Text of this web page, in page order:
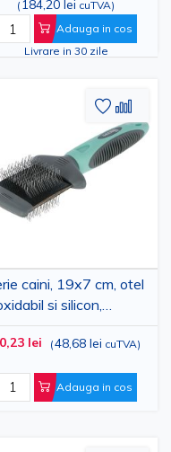
( 184,20 lei cuTVA)
Adauga in cos
Livrare in 30 zile
caini, 19x7 cm, otel
si silicon,
verde
lei (48,68 lei cuTVA)
Adauga in cos
la
Lista
de